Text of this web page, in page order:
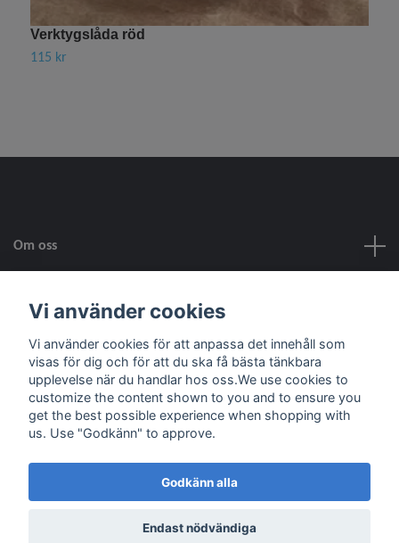
Verktygslåda röd
115 kr
Om oss
Fotmeny
Sociala medier
© 2026 Skala SkaparPowered by Quickbutik
Vi använder cookies
Vi använder cookies för att anpassa det innehåll som
visas för dig och för att du ska få bästa tänkbara
upplevelse när du handlar hos oss.We use cookies to
customize the content shown to you and to ensure you
get the best possible experience when shopping with
us. Use "Godkänn" to approve.
Godkänn alla
Endast nödvändiga